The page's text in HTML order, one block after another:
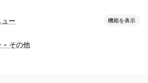
ー 機能を表示
- その他